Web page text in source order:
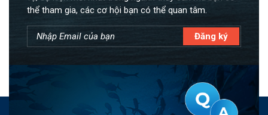
thể tham gia, các cơ hội bạn có thể quan tâm.